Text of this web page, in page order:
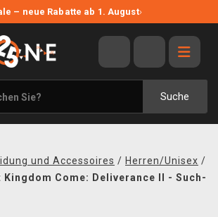
– neue Rabatte ab 1. August›
Suche
und Accessoires / Herren/Unisex /
Kingdom Come: Deliverance II - Such-